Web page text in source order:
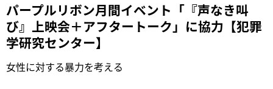
パープルリボン月間イベント「『声なき叫
び』上映会＋アフタートーク」に協力【犯罪
学研究センター】
女性に対する暴力を考える